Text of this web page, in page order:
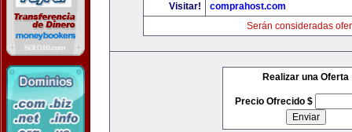
Visitar!
comprahost.com
Serán consideradas
Realizar una Oferta
Precio Ofrecido $